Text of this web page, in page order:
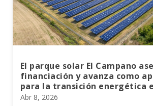
El parque solar El Campano
financiación y avanza como
para la transición energética
Abr 8, 2026